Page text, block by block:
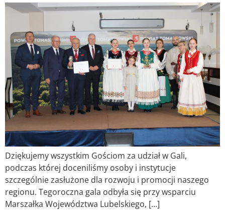
Dziękujemy wszystkim Gościom za udział w Gali,
podczas której doceniliśmy osoby i instytucje
szczególnie zasłużone dla rozwoju i promocji naszego
regionu. Tegoroczna gala odbyła się przy wsparciu
Marszałka Województwa Lubelskiego, […]